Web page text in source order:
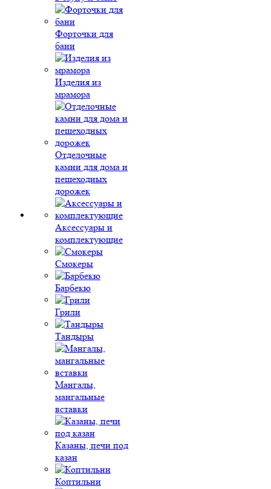
Форточки для
бани
Изделия из
мрамора
Отделочные
камни для дома и
пешеходных
дорожек
Аксессуары и
комплектующие
Смокеры
Барбекю
Грили
Тандыры
Мангалы,
мангальные
вставки
Казаны, печи под
казан
Коптильни